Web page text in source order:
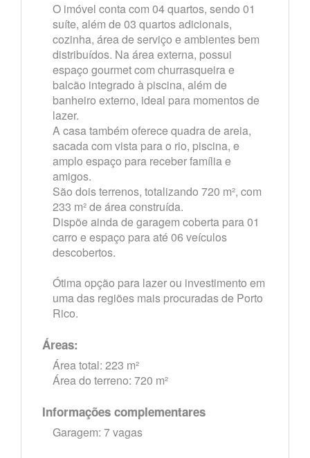
O imóvel conta com 04 quartos, sendo 01
suíte, além de 03 quartos adicionais,
cozinha, área de serviço e ambientes bem
distribuídos. Na área externa, possui
espaço gourmet com churrasqueira e
balcão integrado à piscina, além de
banheiro externo, ideal para momentos de
lazer.
A casa também oferece quadra de areia,
sacada com vista para o rio, piscina, e
amplo espaço para receber família e
amigos.
São dois terrenos, totalizando 720 m², com
233 m² de área construída.
Dispõe ainda de garagem coberta para 01
carro e espaço para até 06 veículos
descobertos.
Ótima opção para lazer ou investimento em
uma das regiões mais procuradas de Porto
Rico.
Áreas:
Área total: 223 m²
Área do terreno: 720 m²
Informações complementares
Garagem: 7 vagas